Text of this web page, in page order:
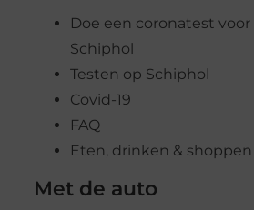
Doe een coronatest
Schiphol
Testen op Schiphol
Covid-19
FAQ
Eten, drinken & shoppen
Met de auto